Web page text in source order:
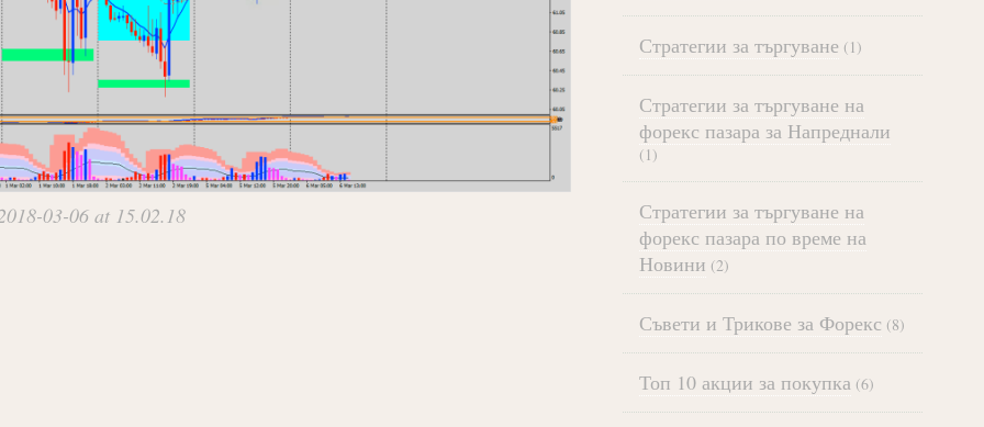
03-06 at 15.02.18
Стратегии за търгуване (1)
Стратегии за търгуване на
форекс пазара за Напреднали
(1)
Стратегии за търгуване на
форекс пазара по време на
Новини (2)
Съвети и Трикове за Форекс (8)
Топ 10 акции за покупка(6)